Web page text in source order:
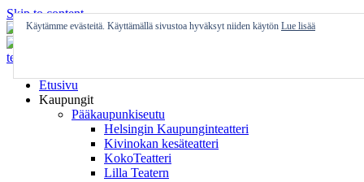
Skip to content
Etusivu
Kaupungit
Pääkaupunkiseutu
Helsingin Kaupunginteatteri
Kivinokan kesäteatteri
KokoTeatteri
Lilla Teatern
Käytämme evästeitä. Käyttämällä sivustoa hyväksyt niiden käytön Lue lisää